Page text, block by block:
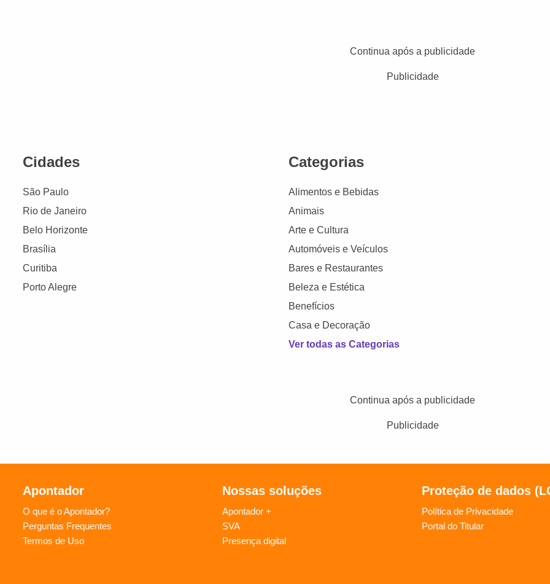
Continua após a publicidade
Publicidade
Cidades
São Paulo
Rio de Janeiro
Belo Horizonte
Brasília
Curitiba
Porto Alegre
Categorias
Alimentos e Bebidas
Animais
Arte e Cultura
Automóveis e Veículos
Bares e Restaurantes
Beleza e Estética
Benefícios
Casa e Decoração
Ver todas as Categorias
Continua após a publicidade
Publicidade
Apontador
O que é o Apontador?
Perguntas Frequentes
Termos de Uso
Nossas soluções
Apontador +
SVA
Presença digital
Proteção de dados
Política de Privacidade
Portal do Titular